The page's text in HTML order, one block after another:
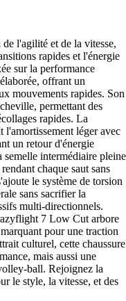
l'agilité et de la vitesse,
rapides et l'énergie
sur la performance
offrant un
mouvements rapides. Son
permettant des
rapides. La
léger avec
un retour d'énergie
intermédiaire pleine
chaque saut sans
le système de torsion
sans sacrifier la
multi-directionnels.
7 Low Cut arbore
pour une traction
culturel, cette chaussure
mais aussi une
ball. Rejoignez la
le style, la vitesse, et des